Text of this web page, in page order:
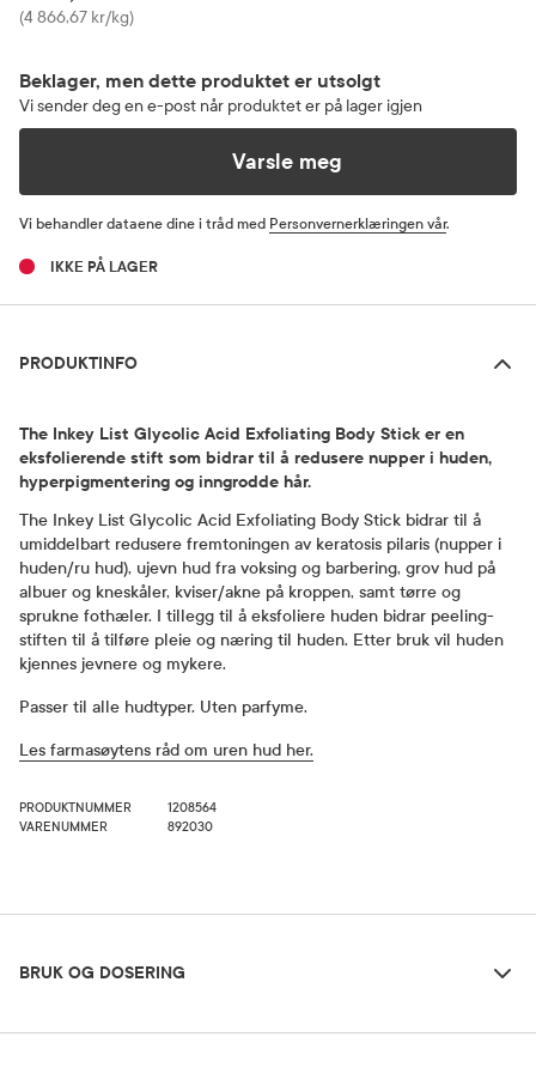
Pris
(4 866,67 kr/kg)
Beklager, men dette produktet er utsolgt
Vi sender deg en e-post når produktet er på lager igjen
Varsle meg
Vi behandler dataene dine i tråd med Personvernerklæringen vår.
IKKE PÅ LAGER
PRODUKTINFO
The Inkey List Glycolic Acid Exfoliating Body Stick er en
eksfolierende stift som bidrar til å redusere nupper i huden,
hyperpigmentering og inngrodde hår.
The Inkey List Glycolic Acid Exfoliating Body Stick bidrar til å
umiddelbart redusere fremtoningen av keratosis pilaris (nupper i
huden/ru hud), ujevn hud fra voksing og barbering, grov hud på
albuer og kneskåler, kviser/akne på kroppen, samt tørre og
sprukne fothæler. I tillegg til å eksfoliere huden bidrar peeling-
stiften til å tilføre pleie og næring til huden. Etter bruk vil huden
kjennes jevnere og mykere.
Passer til alle hudtyper. Uten parfyme.
Les farmasøytens råd om uren hud her.
PRODUKTNUMMER
1208564
VARENUMMER
892030
BRUK OG DOSERING